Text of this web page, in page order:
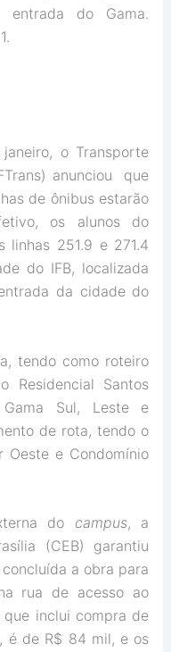
entrada do Gama.
o Transporte
anunciou que
de ônibus estarão
os alunos do
251.9 e 271.4
do IFB, localizada
da cidade do
tendo como roteiro
Residencial Santos
Gama Sul, Leste e
de rota, tendo o
Oeste e Condomínio
do campus, a
(CEB) garantiu
a obra para
rua de acesso ao
inclui compra de
é de R$ 84 mil, e os